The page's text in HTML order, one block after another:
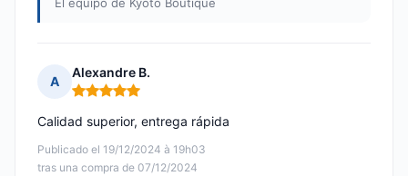
A
Alexandre B.
Nota: 5 de 5
Publicado el 19/12/2024 à 19h03
tras una compra de 07/12/2024
Calidad superior, entrega rápida